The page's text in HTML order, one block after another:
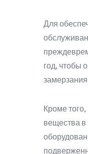
Для
год, чтобы
Кроме
вещества в